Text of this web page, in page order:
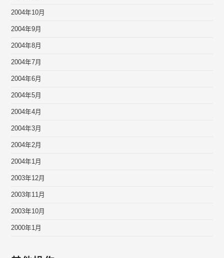
2004年10月
2004年9月
2004年8月
2004年7月
2004年6月
2004年5月
2004年4月
2004年3月
2004年2月
2004年1月
2003年12月
2003年11月
2003年10月
2000年1月